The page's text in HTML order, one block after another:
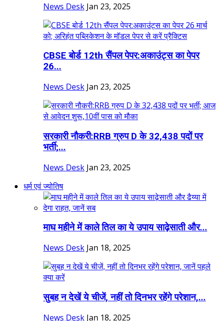
News Desk Jan 23, 2025
CBSE बोर्ड 12th सैंपल पेपर:अकाउंट्स का पेपर
26...
News Desk Jan 23, 2025
सरकारी नौकरी:RRB ग्रुप D के 32,438 पदों पर
भर्ती;...
News Desk Jan 23, 2025
धर्म एवं ज्योतिष
माघ महीने में काले तिल का ये उपाय साढ़ेसाती और...
News Desk Jan 18, 2025
सुबह न देखें ये चीजें, नहीं तो दिनभर रहेंगे परेशान,...
News Desk Jan 18, 2025